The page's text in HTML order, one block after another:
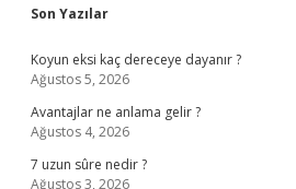
Sidebar
Son Yazılar
Koyun eksi kaç dereceye dayanır ?
Ağustos 5, 2026
Avantajlar ne anlama gelir ?
Ağustos 4, 2026
7 uzun sûre nedir ?
Ağustos 3, 2026